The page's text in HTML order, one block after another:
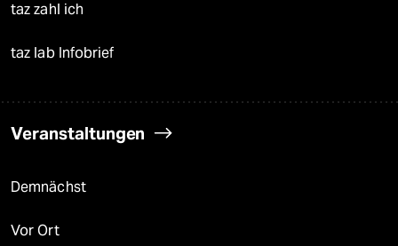
taz zahl ich
taz lab Infobrief
Veranstaltungen
Demnächst
Vor Ort